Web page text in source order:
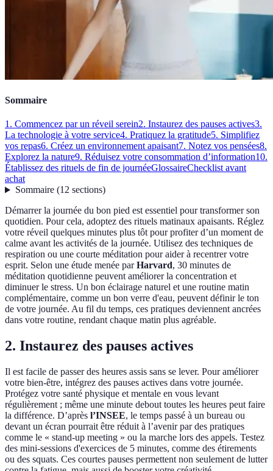
Sommaire
1. Commencez par un réveil serein2. Instaurez des pauses actives3.
La technologie à votre service4. Pratiquez la gratitude5. Simplifiez
vos repas6. Créez un environnement apaisant7. Notez vos pensées8.
Explorez la nature9. Réduisez votre consommation d’information10.
Établissez des rituels de fin de journéeGlossaireChecklist avant
achat
Sommaire(12 sections)
Démarrer la journée du bon pied est essentiel pour transformer son
quotidien. Pour cela, adoptez des rituels matinaux apaisants. Réglez
votre réveil quelques minutes plus tôt pour profiter d’un moment de
calme avant les activités de la journée. Utilisez des techniques de
respiration ou une courte méditation pour aider à recentrer votre
esprit. Selon une étude menée parHarvard, 30 minutes de
méditation quotidienne peuvent améliorer la concentration et
diminuer le stress. Un bon éclairage naturel et une routine matin
complémentaire, comme un bon verre d'eau, peuvent définir le ton
de votre journée. Au fil du temps, ces pratiques deviennent ancrées
dans votre routine, rendant chaque matin plus agréable.
2. Instaurez des pauses actives
Il est facile de passer des heures assis sans se lever. Pour améliorer
votre bien-être, intégrez des pauses actives dans votre journée.
Protégez votre santé physique et mentale en vous levant
régulièrement ; même une minute debout toutes les heures peut faire
la différence. D’après l’INSEE, le temps passé à un bureau ou
devant un écran pourrait être réduit à l’avenir par des pratiques
comme le « stand-up meeting » ou la marche lors des appels. Testez
des mini-sessions d'exercices de 5 minutes, comme des étirements
ou des squats. Ces courtes pauses permettent non seulement de lutter